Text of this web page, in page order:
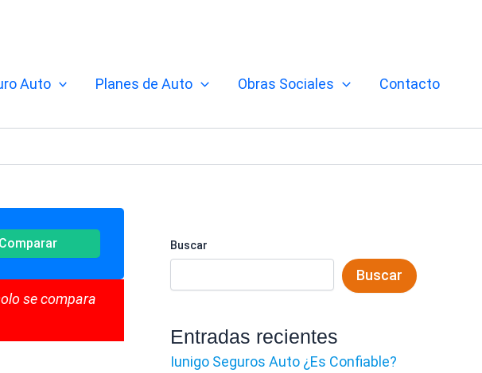
Auto Planes de Auto Obras Sociales Contacto
Comparar
se compara
Buscar
Buscar
Entradas recientes
Iunigo Seguros Auto ¿Es Confiable?